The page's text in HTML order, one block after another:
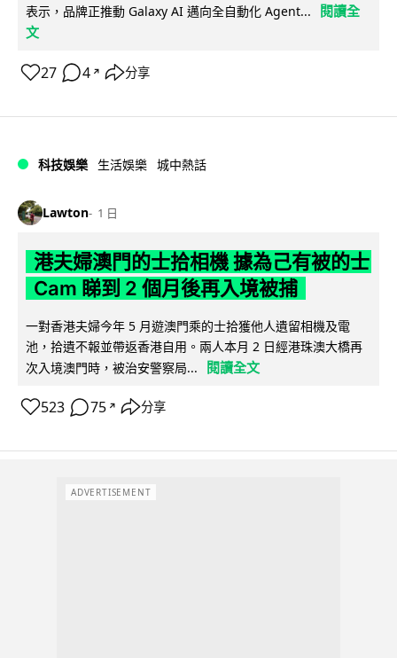
表示，品牌正推動 Galaxy AI 邁向全自動化 Agent...
閱讀全
文
27 4 ↗ 分享
科技娛樂 生活娛樂 城中熱話
Lawton 1 日
港夫婦澳門的士拾相機 據為己有被的士
Cam 睇到 2 個月後再入境被捕
一對香港夫婦今年 5 月遊澳門乘的士拾獲他人遺留相機及電
池，拾遺不報並帶返香港自用。兩人本月 2 日經港珠澳大橋再
次入境澳門時，被治安警察局...
閱讀全文
523 75 ↗ 分享
ADVERTISEMENT